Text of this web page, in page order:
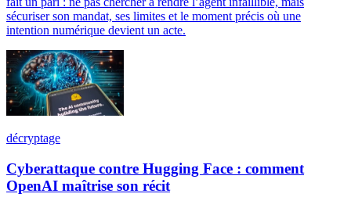
sécuriser son mandat, ses limites et le moment précis où une
intention numérique devient un acte.
décryptage
Cyberattaque contre Hugging Face : comment
OpenAI maîtrise son récit